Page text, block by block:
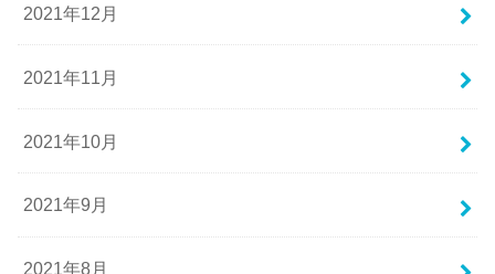
2021年12月
2021年11月
2021年10月
2021年9月
2021年8月